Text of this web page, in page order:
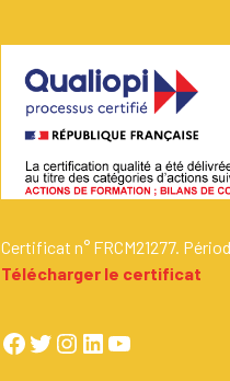
Certificat n° FRCM21277.
Télécharger le certificat